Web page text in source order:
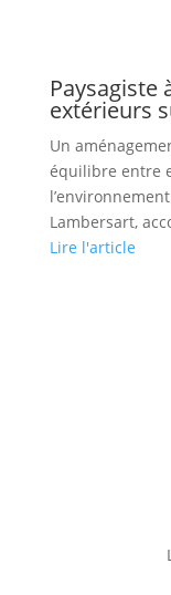
Paysagiste
extérieurs
Un
équilibre entre
Lambersart,
Lire l'article